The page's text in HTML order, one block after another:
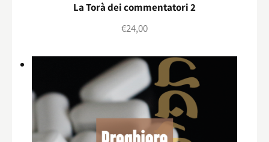
La Torà dei commentatori 2
€24,00